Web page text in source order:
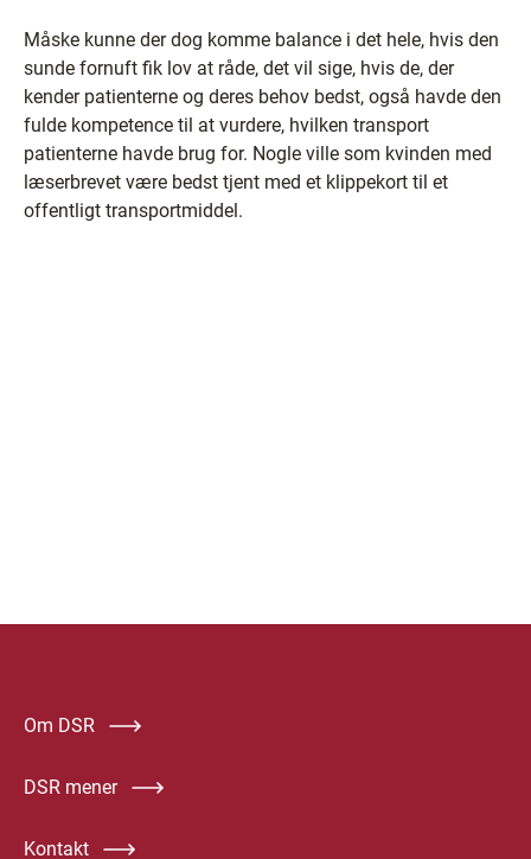
Måske kunne der dog komme balance i det hele, hvis den
sunde fornuft fik lov at råde, det vil sige, hvis de, der
kender patienterne og deres behov bedst, også havde den
fulde kompetence til at vurdere, hvilken transport
patienterne havde brug for. Nogle ville som kvinden med
læserbrevet være bedst tjent med et klippekort til et
offentligt transportmiddel.
Om DSR
DSR mener
Kontakt